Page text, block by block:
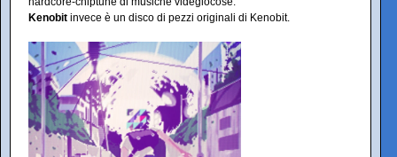
Kenobit invece è un disco di pezzi originali di Kenobit.